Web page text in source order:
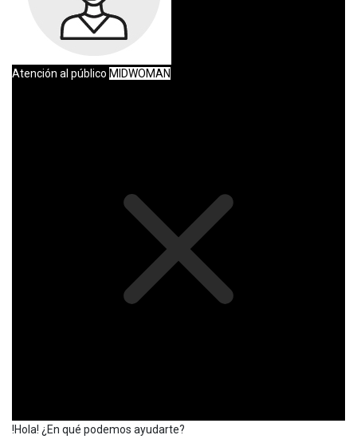
Atención al público MIDWOMAN
!Hola! ¿En qué podemos ayudarte?